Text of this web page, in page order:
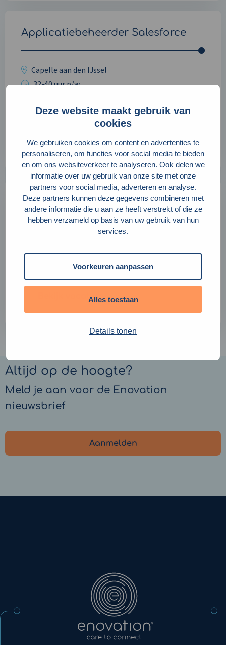
Deze website maakt gebruik van
cookies
We gebruiken cookies om content en advertenties te
personaliseren, om functies voor social media te bieden
en om ons websiteverkeer te analyseren. Ook delen we
informatie over uw gebruik van onze site met onze
partners voor social media, adverteren en analyse.
Deze partners kunnen deze gegevens combineren met
andere informatie die u aan ze heeft verstrekt of die ze
hebben verzameld op basis van uw gebruik van hun
services.
Voorkeuren aanpassen
Alles toestaan
Details tonen
Applicatiebeheerder Salesforce
Capelle aan den IJssel
32-40 uur p/w
€ 3.500 tot € 5.500
Bekijk vacature
Open sollicitatie Stage
24-40 uur p/w
Hybride stagelopen mogelijk
Bekijk vacature
Altijd op de hoogte?
Meld je aan voor de Enovation
nieuwsbrief
Aanmelden